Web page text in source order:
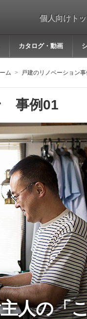
個人向けト
カタログ・動画
ム 戸建のリノベーション事
事例01
人の「